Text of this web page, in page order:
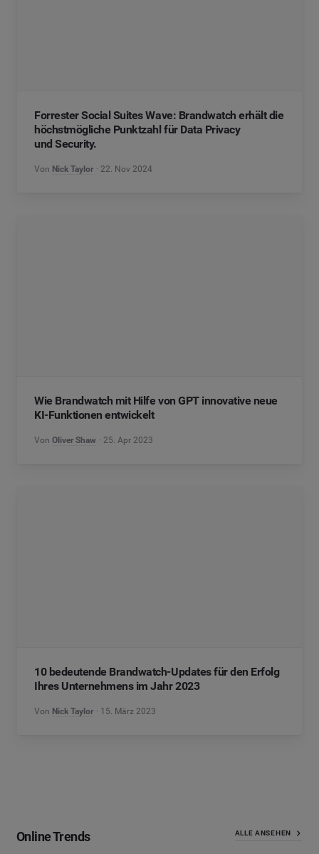
Forrester Social Suites Wave: Brandwatch erhält die
höchstmögliche Punktzahl für Data Privacy
und Security.
Von Nick Taylor 22. Nov 2024
Wie Brandwatch mit Hilfe von GPT innovative neue
KI-Funktionen entwickelt
Von Oliver Shaw 25. Apr 2023
10 bedeutende Brandwatch-Updates für den Erfolg
Ihres Unternehmens im Jahr 2023
Von Nick Taylor 15. März 2023
Online Trends ALLE ANSEHEN